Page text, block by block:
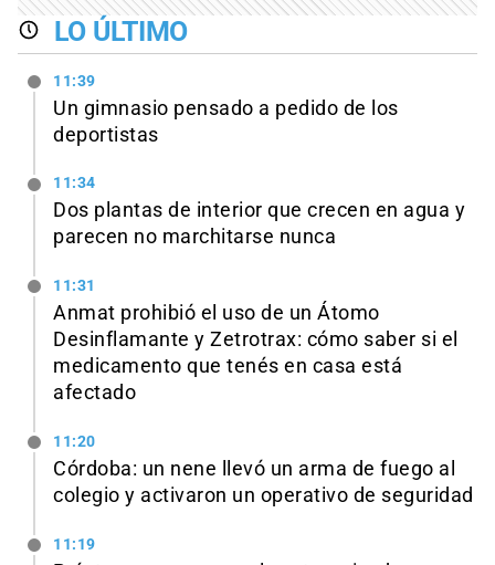
LO ÚLTIMO
11:39
Un gimnasio pensado a pedido de los
deportistas
11:34
Dos plantas de interior que crecen en agua y
parecen no marchitarse nunca
11:31
Anmat prohibió el uso de un Átomo
Desinflamante y Zetrotrax: cómo saber si el
medicamento que tenés en casa está
afectado
11:20
Córdoba: un nene llevó un arma de fuego al
colegio y activaron un operativo de seguridad
11:19